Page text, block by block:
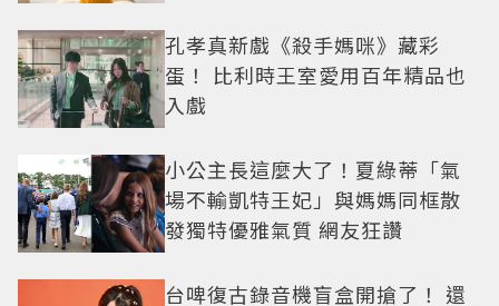
孔孝真新戲《殺手媽咪》藏彩
蛋！ 比利時王室愛用百年精品也
入戲
小公主長這麼大了！夏綠蒂「氣
場不輸凱特王妃」與媽媽同框散
發獨特優雅氣質 網友狂讚
台啤復古錄音機盲盒開搶了！ 還